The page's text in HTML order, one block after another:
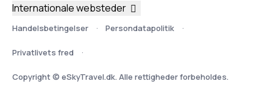
Handelsbetingelser Persondatapolitik
Privatlivets fred
Copyright © eSkyTravel.dk. Alle rettigheder forbeholdes.
Internationale websteder